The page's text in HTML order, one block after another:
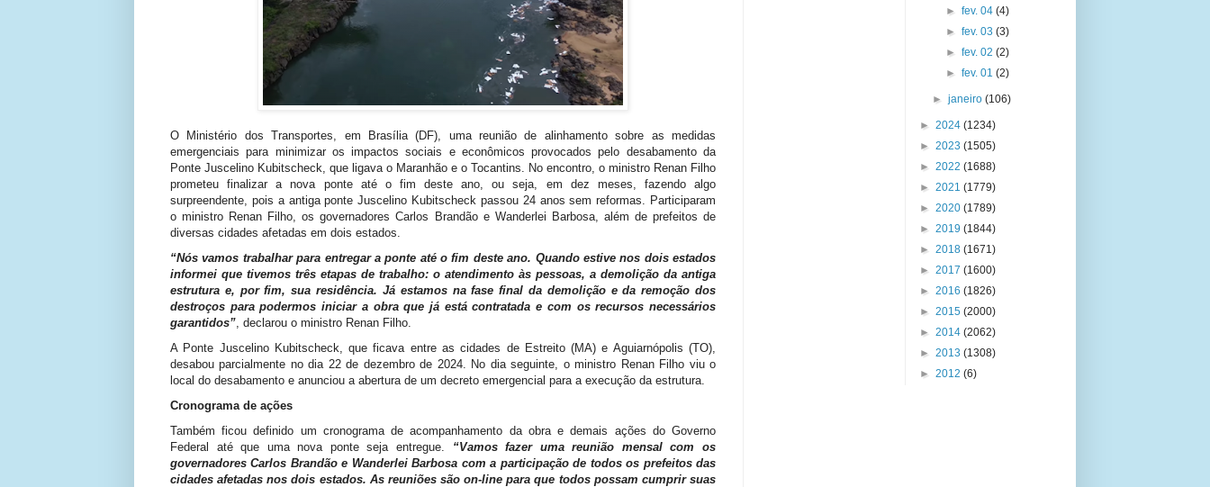
O Ministério dos Transportes, em Brasília (DF), uma reunião de alinhamento sobre as medidas
emergenciais para minimizar os impactos sociais e econômicos provocados pelo desabamento da
Ponte Juscelino Kubitscheck, que ligava o Maranhão e o Tocantins. No encontro, o ministro Renan Filho
prometeu finalizar a nova ponte até o fim deste ano, ou seja, em dez meses, fazendo algo
surpreendente, pois a antiga ponte Juscelino Kubitscheck passou 24 anos sem reformas. Participaram
o ministro Renan Filho, os governadores Carlos Brandão e Wanderlei Barbosa, além de prefeitos de
diversas cidades afetadas em dois estados.
“Nós vamos trabalhar para entregar a ponte até o fim deste ano. Quando estive nos dois estados
informei que tivemos três etapas de trabalho: o atendimento às pessoas, a demolição da antiga
estrutura e, por fim, sua residência. Já estamos na fase final da demolição e da remoção dos
destroços para podermos iniciar a obra que já está contratada e com os recursos necessários
garantidos” , declarou o ministro Renan Filho.
A Ponte Juscelino Kubitscheck, que ficava entre as cidades de Estreito (MA) e Aguiarnópolis (TO),
desabou parcialmente no dia 22 de dezembro de 2024. No dia seguinte, o ministro Renan Filho viu o
local do desabamento e anunciou a abertura de um decreto emergencial para a execução da estrutura.
Cronograma de ações
Também ficou definido um cronograma de acompanhamento da obra e demais ações do Governo
Federal até que uma nova ponte seja entregue. “Vamos fazer uma reunião mensal com os
governadores Carlos Brandão e Wanderlei Barbosa com a participação de todos os prefeitos das
cidades afetadas nos dois estados. As reuniões são on-line para que todos possam cumprir suas
► fev. 04 (4)
► fev. 03 (3)
► fev. 02 (2)
► fev. 01 (2)
►janeiro(106)
► 2024 (1234)
► 2023 (1505)
► 2022 (1688)
► 2021 (1779)
► 2020 (1789)
► 2019 (1844)
► 2018 (1671)
► 2017 (1600)
► 2016 (1826)
► 2015 (2000)
► 2014 (2062)
► 2013 (1308)
► 2012 (6)